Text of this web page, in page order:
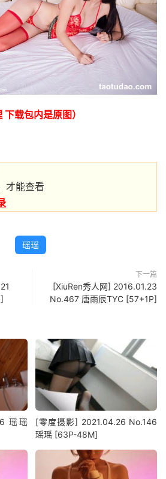
下载包内是原图）
才能查看
瑶瑶
下一篇
[XiuRen秀人网] 2016.01.23
No.467 唐雨辰TYC [57+1P]
瑶瑶
[零度摄影] 2021.04.26 No.146
瑶瑶 [63P-48M]